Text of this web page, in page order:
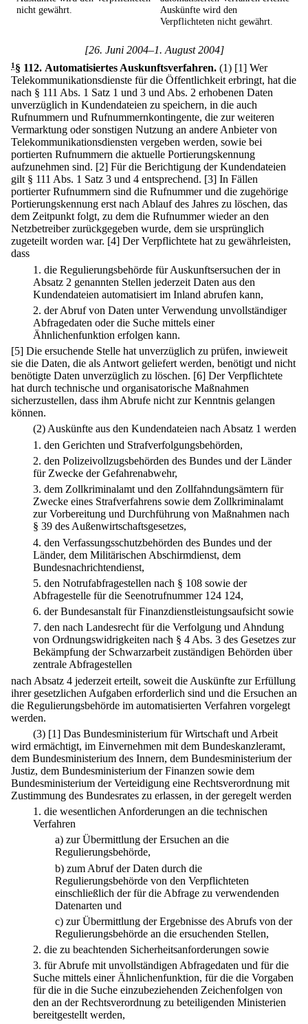
nicht gewährt.
Auskünfte wird den
Verpflichteten nicht gewährt.
[26. Juni 2004–1. August 2004]
1§ 112. Automatisiertes Auskunftsverfahren. (1) [1] Wer
Telekommunikationsdienste für die Öffentlichkeit erbringt, hat die
nach § 111 Abs. 1 Satz 1 und 3 und Abs. 2 erhobenen Daten
unverzüglich in Kundendateien zu speichern, in die auch
Rufnummern und Rufnummernkontingente, die zur weiteren
Vermarktung oder sonstigen Nutzung an andere Anbieter von
Telekommunikationsdiensten vergeben werden, sowie bei
portierten Rufnummern die aktuelle Portierungskennung
aufzunehmen sind. [2] Für die Berichtigung der Kundendateien
gilt § 111 Abs. 1 Satz 3 und 4 entsprechend. [3] In Fällen
portierter Rufnummern sind die Rufnummer und die zugehörige
Portierungskennung erst nach Ablauf des Jahres zu löschen, das
dem Zeitpunkt folgt, zu dem die Rufnummer wieder an den
Netzbetreiber zurückgegeben wurde, dem sie ursprünglich
zugeteilt worden war. [4] Der Verpflichtete hat zu gewährleisten,
dass
1. die Regulierungsbehörde für Auskunftsersuchen der in
Absatz 2 genannten Stellen jederzeit Daten aus den
Kundendateien automatisiert im Inland abrufen kann,
2. der Abruf von Daten unter Verwendung unvollständiger
Abfragedaten oder die Suche mittels einer
Ähnlichenfunktion erfolgen kann.
[5] Die ersuchende Stelle hat unverzüglich zu prüfen, inwieweit
sie die Daten, die als Antwort geliefert werden, benötigt und nicht
benötigte Daten unverzüglich zu löschen. [6] Der Verpflichtete
hat durch technische und organisatorische Maßnahmen
sicherzustellen, dass ihm Abrufe nicht zur Kenntnis gelangen
können.
(2) Auskünfte aus den Kundendateien nach Absatz 1 werden
1. den Gerichten und Strafverfolgungsbehörden,
2. den Polizeivollzugsbehörden des Bundes und der Länder
für Zwecke der Gefahrenabwehr,
3. dem Zollkriminalamt und den Zollfahndungsämtern für
Zwecke eines Strafverfahrens sowie dem Zollkriminalamt
zur Vorbereitung und Durchführung von Maßnahmen nach
§ 39 des Außenwirtschaftsgesetzes,
4. den Verfassungsschutzbehörden des Bundes und der
Länder, dem Militärischen Abschirmdienst, dem
Bundesnachrichtendienst,
5. den Notrufabfragestellen nach § 108 sowie der
Abfragestelle für die Seenotrufnummer 124 124,
6. der Bundesanstalt für Finanzdienstleistungsaufsicht sowie
7. den nach Landesrecht für die Verfolgung und Ahndung
von Ordnungswidrigkeiten nach § 4 Abs. 3 des Gesetzes zur
Bekämpfung der Schwarzarbeit zuständigen Behörden über
zentrale Abfragestellen
nach Absatz 4 jederzeit erteilt, soweit die Auskünfte zur Erfüllung
ihrer gesetzlichen Aufgaben erforderlich sind und die Ersuchen an
die Regulierungsbehörde im automatisierten Verfahren vorgelegt
werden.
(3) [1] Das Bundesministerium für Wirtschaft und Arbeit
wird ermächtigt, im Einvernehmen mit dem Bundeskanzleramt,
dem Bundesministerium des Innern, dem Bundesministerium der
Justiz, dem Bundesministerium der Finanzen sowie dem
Bundesministerium der Verteidigung eine Rechtsverordnung mit
Zustimmung des Bundesrates zu erlassen, in der geregelt werden
1. die wesentlichen Anforderungen an die technischen
Verfahren
a) zur Übermittlung der Ersuchen an die
Regulierungsbehörde,
b) zum Abruf der Daten durch die
Regulierungsbehörde von den Verpflichteten
einschließlich der für die Abfrage zu verwendenden
Datenarten und
c) zur Übermittlung der Ergebnisse des Abrufs von der
Regulierungsbehörde an die ersuchenden Stellen,
2. die zu beachtenden Sicherheitsanforderungen sowie
3. für Abrufe mit unvollständigen Abfragedaten und für die
Suche mittels einer Ähnlichenfunktion, für die die Vorgaben
für die in die Suche einzubeziehenden Zeichenfolgen von
den an der Rechtsverordnung zu beteiligenden Ministerien
bereitgestellt werden,